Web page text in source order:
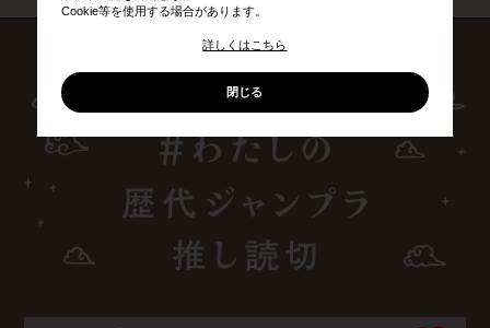
Cookie等を使用する場合があります。
詳しくはこちら
閉じる